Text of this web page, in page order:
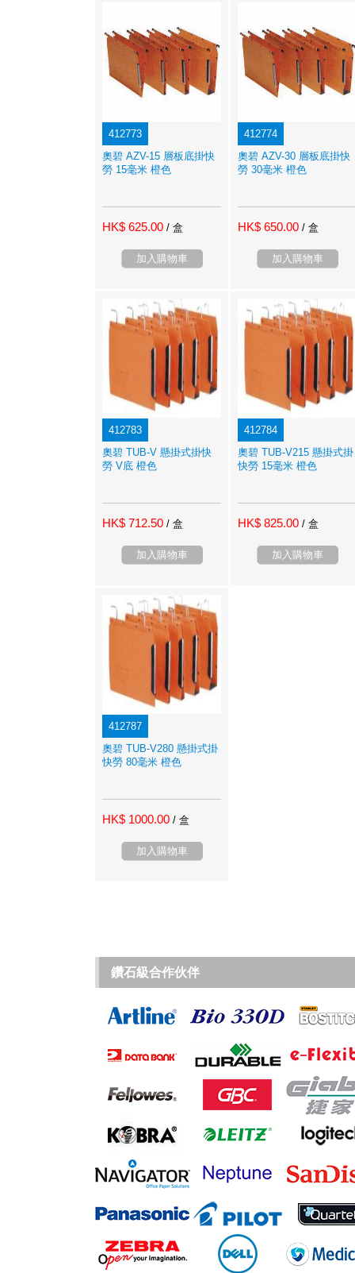
412773
奧碧 AZV-15 層板底掛快
勞 15毫米 橙色
HK$ 625.00 / 盒
加入購物車
412774
奧碧 AZV-30 層板底掛快
勞 30毫米 橙色
HK$ 650.00 / 盒
加入購物車
412783
奧碧 TUB-V 懸掛式掛快
勞 V底 橙色
HK$ 712.50 / 盒
加入購物車
412784
奧碧 TUB-V215 懸掛式掛
快勞 15毫米 橙色
HK$ 825.00 / 盒
加入購物車
412787
奧碧 TUB-V280 懸掛式掛
快勞 80毫米 橙色
HK$ 1000.00 / 盒
加入購物車
鑽石級合作伙伴